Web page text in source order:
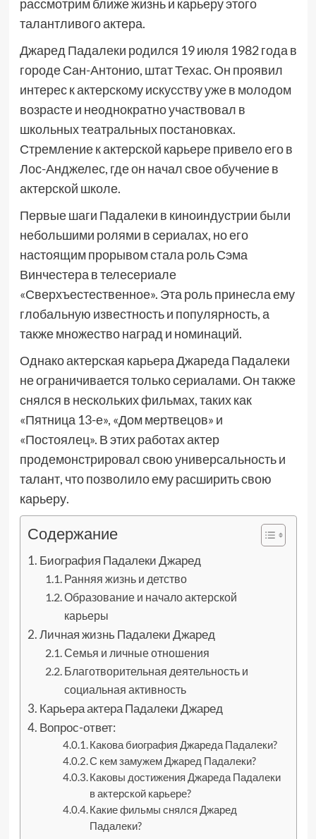
рассмотрим ближе жизнь и карьеру этого
талантливого актера.
Джаред Падалеки родился 19 июля 1982 года в
городе Сан-Антонио, штат Техас. Он проявил
интерес к актерскому искусству уже в молодом
возрасте и неоднократно участвовал в
школьных театральных постановках.
Стремление к актерской карьере привело его в
Лос-Анджелес, где он начал свое обучение в
актерской школе.
Первые шаги Падалеки в киноиндустрии были
небольшими ролями в сериалах, но его
настоящим прорывом стала роль Сэма
Винчестера в телесериале
«Сверхъестественное». Эта роль принесла ему
глобальную известность и популярность, а
также множество наград и номинаций.
Однако актерская карьера Джареда Падалеки
не ограничивается только сериалами. Он также
снялся в нескольких фильмах, таких как
«Пятница 13-е», «Дом мертвецов» и
«Постоялец». В этих работах актер
продемонстрировал свою универсальность и
талант, что позволило ему расширить свою
карьеру.
Содержание
Биография Падалеки Джаред
Ранняя жизнь и детство
Образование и начало актерской
карьеры
Личная жизнь Падалеки Джаред
Семья и личные отношения
Благотворительная деятельность и
социальная активность
Карьера актера Падалеки Джаред
Вопрос-ответ:
Какова биография Джареда Падалеки?
С кем замужем Джаред Падалеки?
Каковы достижения Джареда Падалеки
в актерской карьере?
Какие фильмы снялся Джаред
Падалеки?